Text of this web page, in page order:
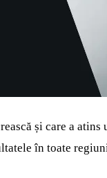
și care a
în toate